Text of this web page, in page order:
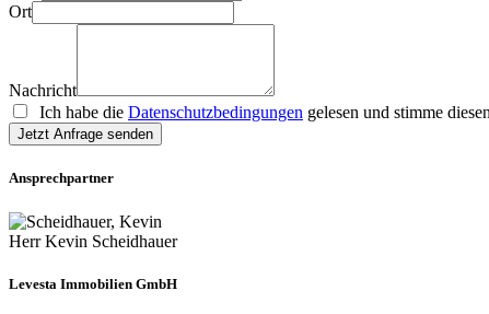
Ort
Nachricht
Ich habe die Datenschutzbedingungen gelesen und stimme
Jetzt Anfrage senden
Ansprechpartner
Herr Kevin Scheidhauer
Levesta Immobilien GmbH